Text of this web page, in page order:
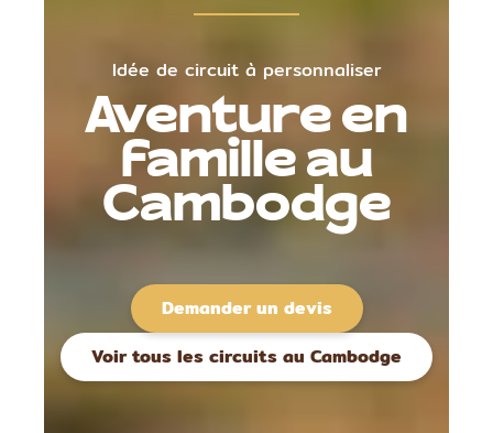
Idée de circuit à personnaliser
Aventure en
famille au
Cambodge
Voir tous les circuits au Cambodge
Demander un devis